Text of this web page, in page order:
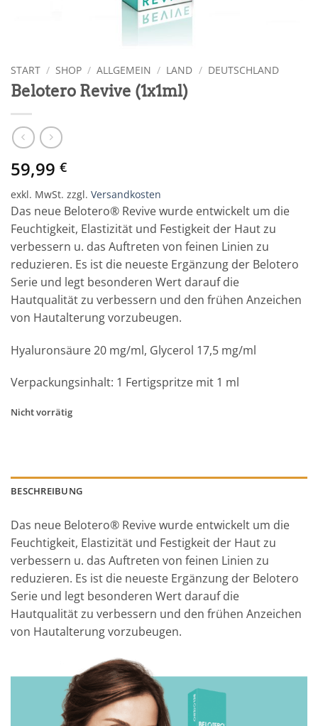
START / SHOP / ALLGEMEIN / LAND / DEUTSCHLAND
Belotero Revive (1x1ml)
59,99 €
exkl. MwSt. zzgl. Versandkosten
Das neue Belotero® Revive wurde entwickelt um die
Feuchtigkeit, Elastizität und Festigkeit der Haut zu
verbessern u. das Auftreten von feinen Linien zu
reduzieren. Es ist die neueste Ergänzung der Belotero
Serie und legt besonderen Wert darauf die
Hautqualität zu verbessern und den frühen Anzeichen
von Hautalterung vorzubeugen.
Hyaluronsäure 20 mg/ml, Glycerol 17,5 mg/ml
Verpackungsinhalt: 1 Fertigspritze mit 1 ml
Nicht vorrätig
BESCHREIBUNG
Das neue Belotero® Revive wurde entwickelt um die
Feuchtigkeit, Elastizität und Festigkeit der Haut zu
verbessern u. das Auftreten von feinen Linien zu
reduzieren. Es ist die neueste Ergänzung der Belotero
Serie und legt besonderen Wert darauf die
Hautqualität zu verbessern und den frühen Anzeichen
von Hautalterung vorzubeugen.